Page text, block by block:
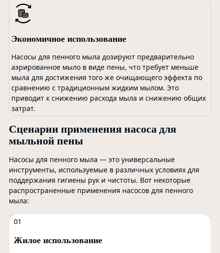
Экономичное использование
Насосы для пенного мыла дозируют предварительно
аэрированное мыло в виде пены, что требует меньше
мыла для достижения того же очищающего эффекта по
сравнению с традиционным жидким мылом. Это
приводит к снижению расхода мыла и снижению общих
затрат.
Сценарии применения насоса для
мыльной пены
Насосы для пенного мыла — это универсальные
инструменты, используемые в различных условиях для
поддержания гигиены рук и чистоты. Вот некоторые
распространенные применения насосов для пенного
мыла:
01
Жилое использование